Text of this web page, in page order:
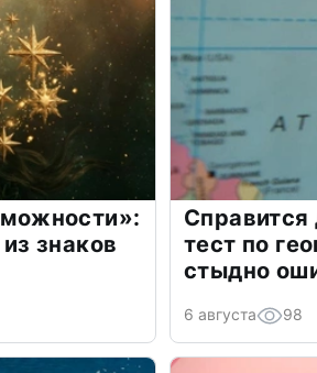
знаков
тест по
стыдно
6 августа 98